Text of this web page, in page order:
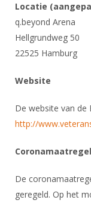
Evenement
Handleiding
Historie
Sponsors en
Commissies
Leden van
Vacatures
Wedstrijdsport
Ranglijsten
Reglementen
Rolstoelschermen
NK's
Oranje
FBT
SBT
Talentontwikkeling
Atletencommissie
Internationale
Spreekbeurtpakket
Ouders en
Jeugdkampen
Brassardsysteem
Voor coaches en
Nieuws
Nationale
Internationale
Opleidingen
Forums
Schermforum
Zoek Vereniging
Contact
Locatie
q.beyond Arena
Hellgrundweg 50
22525 Hamburg
Website
De website van de
http://
De
geregeld. Op het